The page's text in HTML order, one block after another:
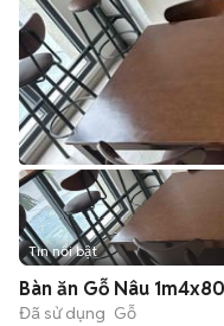
Tin nổi bật
Bàn ăn Gỗ Nâu
Đã sử dụng Gỗ